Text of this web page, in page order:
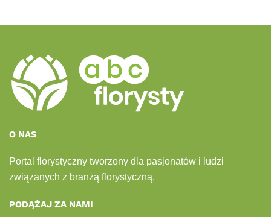
O NAS
Portal florystyczny tworzony dla pasjonatów i ludzi
związanych z branżą florystyczną.
PODĄŻAJ ZA NAMI